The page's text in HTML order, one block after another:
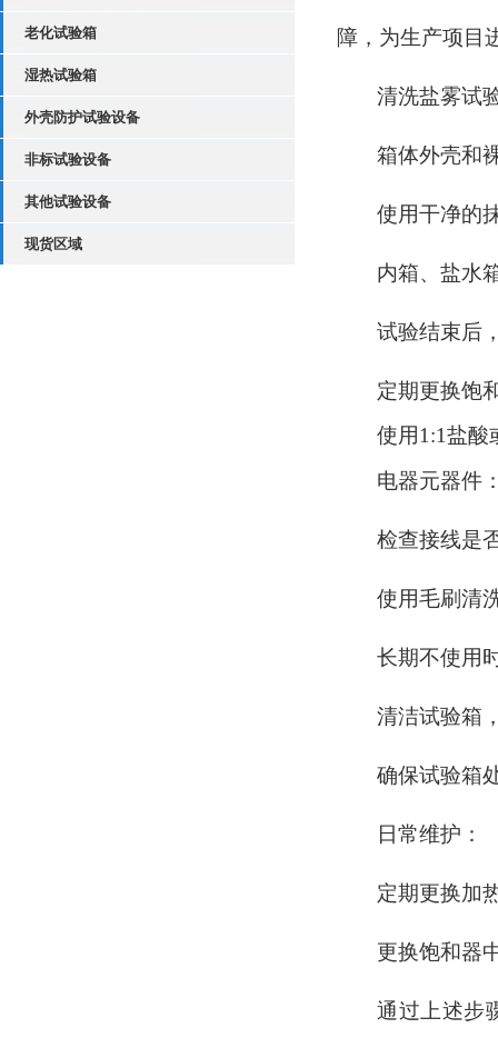
老化试验箱
湿热试验箱
外壳防护试验设备
非标试验设备
其他试验设备
现货区域
障，为生产项目
清洗盐雾试
箱体外壳和
使用干净的
内箱、盐水
试验结束后
定期更换饱
使用1:1盐酸
电器元器件
检查接线是
使用毛刷清
长期不使用
清洁试验箱
确保试验箱
日常维护：
定期更换加
更换饱和器
通过上述步